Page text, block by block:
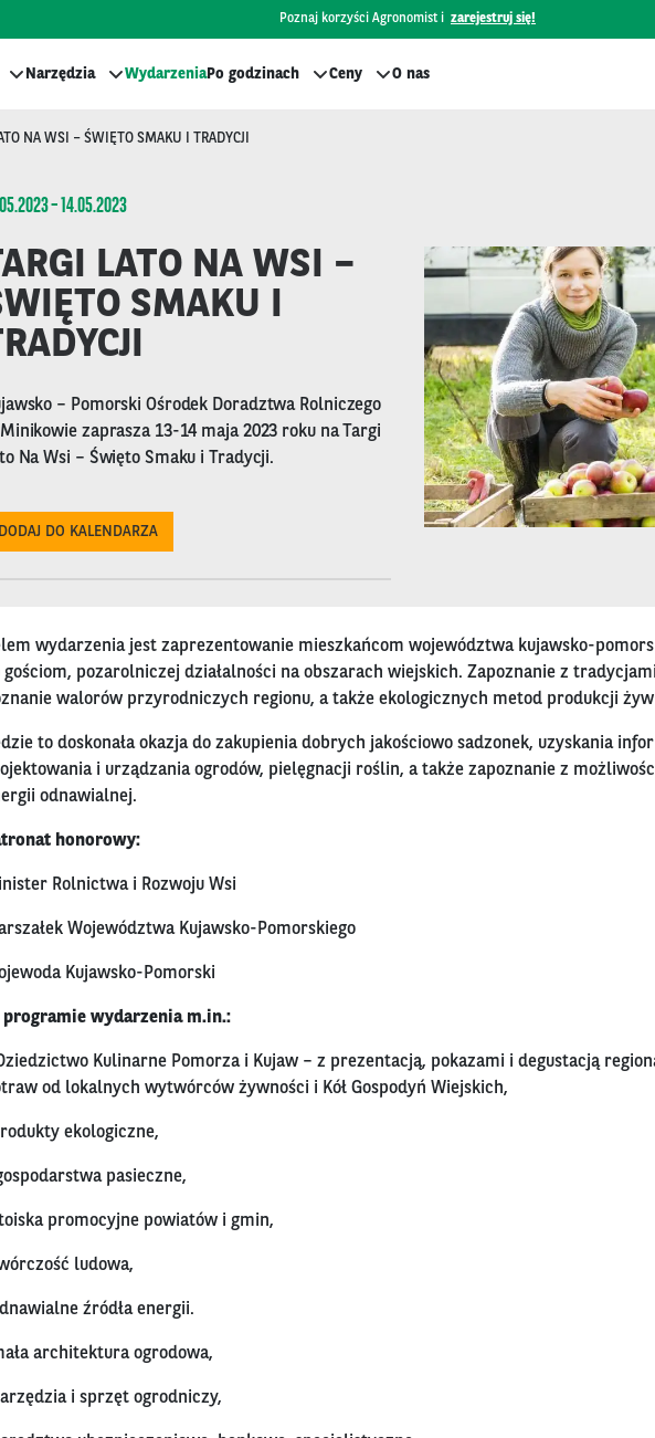
Poznaj korzyści Agronomist i zarejestruj się!
Narzędzia WydarzeniaPo godzinach Ceny O nas
NA WSI – ŚWIĘTO SMAKU I TRADYCJI
– 14.05.2023
LATO NA WSI –
SMAKU I
– Pomorski Ośrodek Doradztwa Rolniczego
zaprasza 13-14 maja 2023 roku na Targi
Na Wsi – Święto Smaku i Tradycji.
DODAJ DO KALENDARZA
wydarzenia jest zaprezentowanie mieszkańcom województwa kujawsko-
gościom, pozarolniczej działalności na obszarach wiejskich. Zapoznanie z
walorów przyrodniczych regionu, a także ekologicznych metod produkcji
to doskonała okazja do zakupienia dobrych jakościowo sadzonek, uzyskania
i urządzania ogrodów, pielęgnacji roślin, a także zapoznanie z
odnawialnej.
honorowy:
Rolnictwa i Rozwoju Wsi
Województwa Kujawsko-Pomorskiego
Kujawsko-Pomorski
programie wydarzenia m.in.:
Kulinarne Pomorza i Kujaw – z prezentacją, pokazami i degustacją
od lokalnych wytwórców żywności i Kół Gospodyń Wiejskich,
ekologiczne,
pasieczne,
promocyjne powiatów i gmin,
ludowa,
źródła energii.
architektura ogrodowa,
i sprzęt ogrodniczy,